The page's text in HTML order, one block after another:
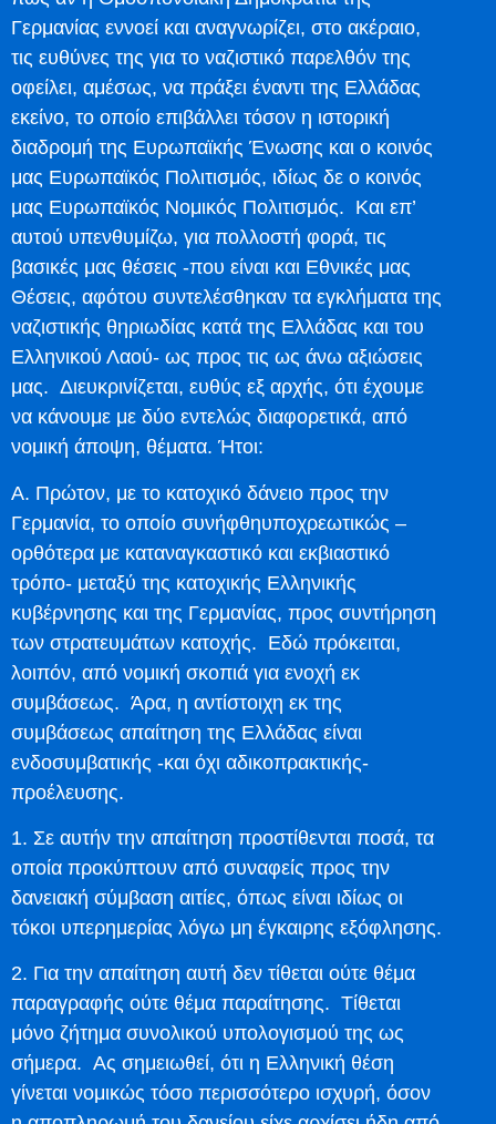
Γερμανίας εννοεί και αναγνωρίζει, στο ακέραιο,
τις ευθύνες της για το ναζιστικό παρελθόν της
οφείλει, αμέσως, να πράξει έναντι της Ελλάδας
εκείνο, το οποίο επιβάλλει τόσον η ιστορική
διαδρομή της Ευρωπαϊκής Ένωσης και ο κοινός
μας Ευρωπαϊκός Πολιτισμός, ιδίως δε ο κοινός
μας Ευρωπαϊκός Νομικός Πολιτισμός. Και επ’
αυτού υπενθυμίζω, για πολλοστή φορά, τις
βασικές μας θέσεις -που είναι και Εθνικές μας
Θέσεις, αφότου συντελέσθηκαν τα εγκλήματα της
ναζιστικής θηριωδίας κατά της Ελλάδας και του
Ελληνικού Λαού- ως προς τις ως άνω αξιώσεις
μας. Διευκρινίζεται, ευθύς εξ αρχής, ότι έχουμε
να κάνουμε με δύο εντελώς διαφορετικά, από
νομική άποψη, θέματα. Ήτοι:
Α. Πρώτον, με το κατοχικό δάνειο προς την
Γερμανία, το οποίο συνήφθηυποχρεωτικώς –
ορθότερα με καταναγκαστικό και εκβιαστικό
τρόπο- μεταξύ της κατοχικής Ελληνικής
κυβέρνησης και της Γερμανίας, προς συντήρηση
των στρατευμάτων κατοχής. Εδώ πρόκειται,
λοιπόν, από νομική σκοπιά για ενοχή εκ
συμβάσεως. Άρα, η αντίστοιχη εκ της
συμβάσεως απαίτηση της Ελλάδας είναι
ενδοσυμβατικής -και όχι αδικοπρακτικής-
προέλευσης.
1. Σε αυτήν την απαίτηση προστίθενται ποσά, τα
οποία προκύπτουν από συναφείς προς την
δανειακή σύμβαση αιτίες, όπως είναι ιδίως οι
τόκοι υπερημερίας λόγω μη έγκαιρης εξόφλησης.
2. Για την απαίτηση αυτή δεν τίθεται ούτε θέμα
παραγραφής ούτε θέμα παραίτησης. Τίθεται
μόνο ζήτημα συνολικού υπολογισμού της ως
σήμερα. Ας σημειωθεί, ότι η Ελληνική θέση
γίνεται νομικώς τόσο περισσότερο ισχυρή, όσον